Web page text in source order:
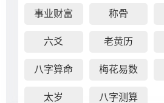
事业财富 称骨
六爻 老黄历
八字算命 梅花易数
太岁 八字测算